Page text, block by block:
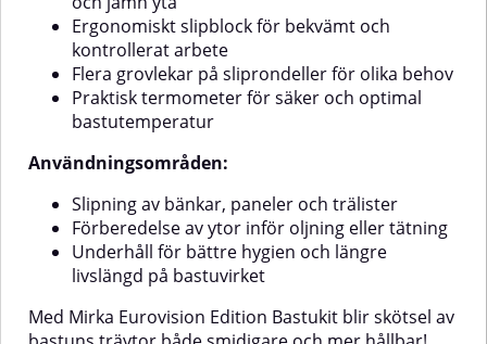
Ergonomiskt slipblock för bekvämt och
kontrollerat arbete
Flera grovlekar på sliprondeller för olika behov
Praktisk termometer för säker och optimal
bastutemperatur
Användningsområden:
Slipning av bänkar, paneler och trälister
Förberedelse av ytor inför oljning eller tätning
Underhåll för bättre hygien och längre
livslängd på bastuvirket
Med Mirka Eurovision Edition Bastukit blir skötsel av